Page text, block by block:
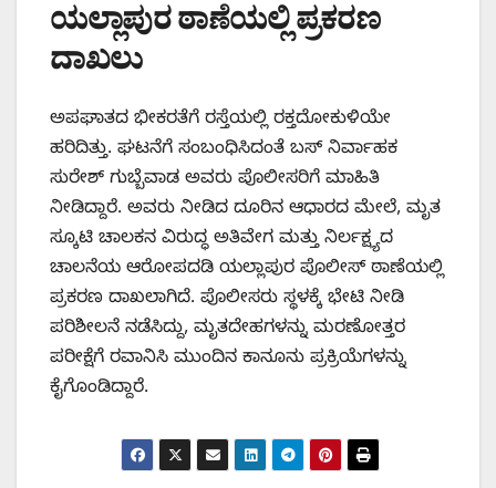
ಯಲ್ಲಾಪುರ ಠಾಣೆಯಲ್ಲಿ ಪ್ರಕರಣ
ದಾಖಲು
ಅಪಘಾತದ ಭೀಕರತೆಗೆ ರಸ್ತೆಯಲ್ಲಿ ರಕ್ತದೋಕುಳಿಯೇ
ಹರಿದಿತ್ತು. ಘಟನೆಗೆ ಸಂಬಂಧಿಸಿದಂತೆ ಬಸ್ ನಿರ್ವಾಹಕ
ಸುರೇಶ್ ಗುಬ್ಬೆವಾಡ ಅವರು ಪೊಲೀಸರಿಗೆ ಮಾಹಿತಿ
ನೀಡಿದ್ದಾರೆ. ಅವರು ನೀಡಿದ ದೂರಿನ ಆಧಾರದ ಮೇಲೆ, ಮೃತ
ಸ್ಕೂಟಿ ಚಾಲಕನ ವಿರುದ್ಧ ಅತಿವೇಗ ಮತ್ತು ನಿರ್ಲಕ್ಷ್ಯದ
ಚಾಲನೆಯ ಆರೋಪದಡಿ ಯಲ್ಲಾಪುರ ಪೊಲೀಸ್ ಠಾಣೆಯಲ್ಲಿ
ಪ್ರಕರಣ ದಾಖಲಾಗಿದೆ. ಪೊಲೀಸರು ಸ್ಥಳಕ್ಕೆ ಭೇಟಿ ನೀಡಿ
ಪರಿಶೀಲನೆ ನಡೆಸಿದ್ದು, ಮೃತದೇಹಗಳನ್ನು ಮರಣೋತ್ತರ
ಪರೀಕ್ಷೆಗೆ ರವಾನಿಸಿ ಮುಂದಿನ ಕಾನೂನು ಪ್ರಕ್ರಿಯೆಗಳನ್ನು
ಕೈಗೊಂಡಿದ್ದಾರೆ.